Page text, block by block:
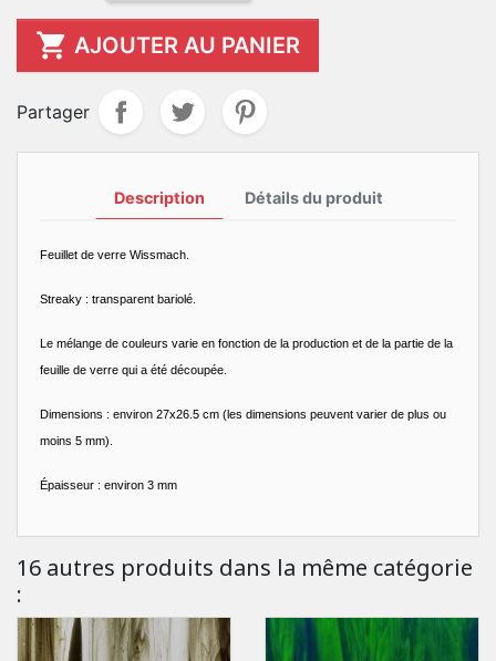
 AJOUTER AU PANIER
Partager
Description Détails du produit
Feuillet de verre Wissmach.
Streaky : transparent bariolé.
Le mélange de couleurs varie en fonction de la production et de la partie de la
feuille de verre qui a été découpée.
Dimensions : environ 27x26.5 cm (les dimensions peuvent varier de plus ou
moins 5 mm).
Épaisseur : environ 3 mm
16 autres produits dans la même catégorie
: